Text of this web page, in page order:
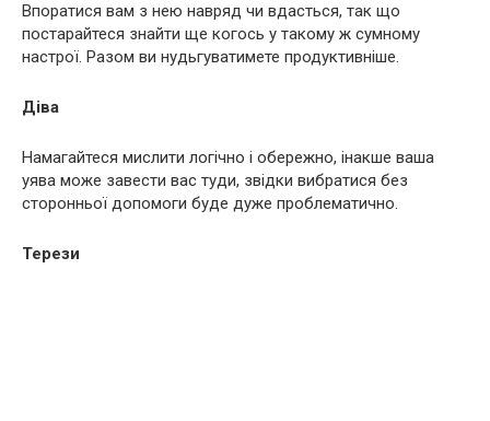
Впоратися вам з нею навряд чи вдасться, так що
постарайтеся знайти ще когось у такому ж сумному
настрої. Разом ви нудьгуватимете продуктивніше.
Діва
Намагайтеся мислити логічно і обережно, інакше ваша
уява може завести вас туди, звідки вибратися без
сторонньої допомоги буде дуже проблематично.
Терези